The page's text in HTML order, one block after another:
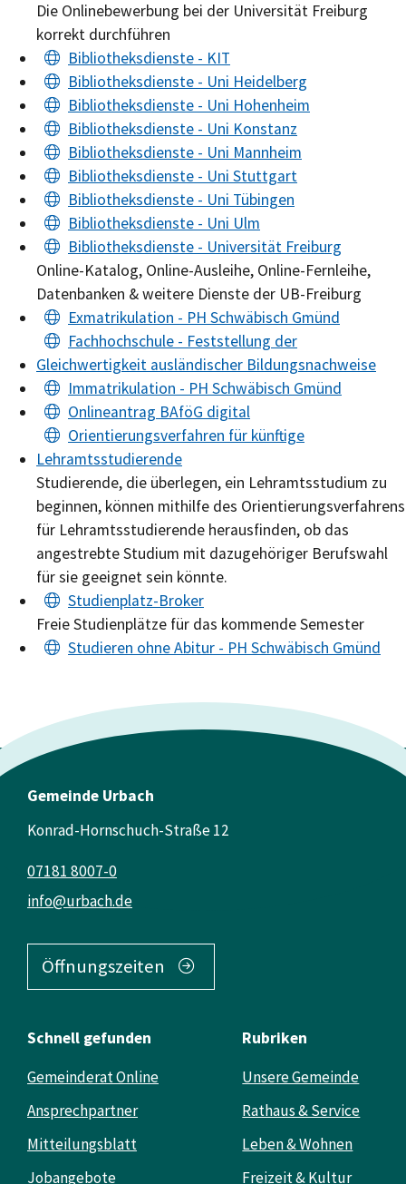
Die Onlinebewerbung bei der Universität Freiburg
korrekt durchführen
Bibliotheksdienste - KIT
Bibliotheksdienste - Uni Heidelberg
Bibliotheksdienste - Uni Hohenheim
Bibliotheksdienste - Uni Konstanz
Bibliotheksdienste - Uni Mannheim
Bibliotheksdienste - Uni Stuttgart
Bibliotheksdienste - Uni Tübingen
Bibliotheksdienste - Uni Ulm
Bibliotheksdienste - Universität Freiburg
Online-Katalog, Online-Ausleihe, Online-Fernleihe,
Datenbanken & weitere Dienste der UB-Freiburg
Exmatrikulation - PH Schwäbisch Gmünd
Fachhochschule - Feststellung der
Gleichwertigkeit ausländischer Bildungsnachweise
Immatrikulation - PH Schwäbisch Gmünd
Onlineantrag BAföG digital
Orientierungsverfahren für künftige
Lehramtsstudierende
Studierende, die überlegen, ein Lehramtsstudium zu
beginnen, können mithilfe des Orientierungsverfahrens
für Lehramtsstudierende herausfinden, ob das
angestrebte Studium mit dazugehöriger Berufswahl
für sie geeignet sein könnte.
Studienplatz-Broker
Freie Studienplätze für das kommende Semester
Studieren ohne Abitur - PH Schwäbisch Gmünd
Gemeinde Urbach
Konrad-Hornschuch-Straße 12
info@urbach.de
07181 8007-0
Öffnungszeiten
Schnell gefunden
Gemeinderat Online
Ansprechpartner
Mitteilungsblatt
Jobangebote
Rubriken
Unsere Gemeinde
Rathaus & Service
Leben & Wohnen
Freizeit & Kultur